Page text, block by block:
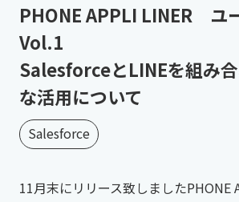
PHONE APPLI LINER ユ
Vol.1
SalesforceとLINEを組み
な活用について
Salesforce
11月末にリリース致しましたPHONE